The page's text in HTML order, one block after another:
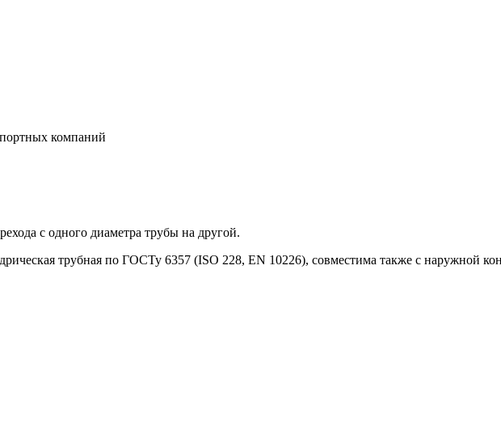
компаний
с одного диаметра трубы на другой.
трубная по ГОСТу 6357 (ISO 228, EN 10226), совместима также с наружной